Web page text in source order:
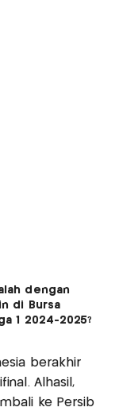
dengan
di Bursa
1 2024-2025?
berakhir
Alhasil,
ke Persib